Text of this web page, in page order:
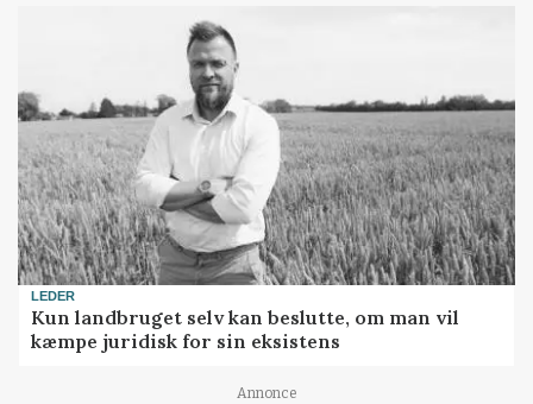
LEDER
Kun landbruget selv kan beslutte, om man vil
kæmpe juridisk for sin eksistens
Annonce